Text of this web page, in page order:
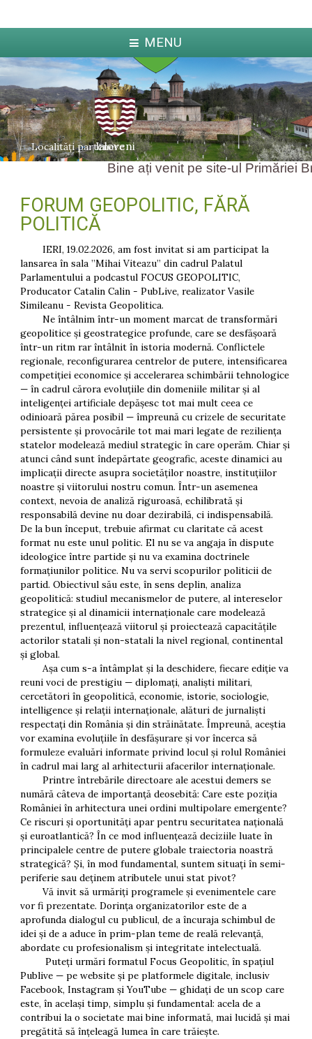
MENU
Localități partenere
Ialoveni
Bine ați venit pe site-ul Primăriei
FORUM GEOPOLITIC, FĂRĂ
POLITICĂ
IERI, 19.02.2026, am fost invitat si am participat la
lansarea în sala ”Mihai Viteazu” din cadrul Palatul
Parlamentului a podcastul FOCUS GEOPOLITIC,
Producator Catalin Calin - PubLive, realizator Vasile
Simileanu - Revista Geopolitica.
Ne întâlnim într-un moment marcat de transformări
geopolitice și geostrategice profunde, care se desfășoară
într-un ritm rar întâlnit în istoria modernă. Conflictele
regionale, reconfigurarea centrelor de putere, intensificarea
competiției economice și accelerarea schimbării tehnologice
— în cadrul cărora evoluțiile din domeniile militar și al
inteligenței artificiale depășesc tot mai mult ceea ce
odinioară părea posibil — împreună cu crizele de securitate
persistente și provocările tot mai mari legate de reziliența
statelor modelează mediul strategic în care operăm. Chiar și
atunci când sunt îndepărtate geografic, aceste dinamici au
implicații directe asupra societăților noastre, instituțiilor
noastre și viitorului nostru comun. Într-un asemenea
context, nevoia de analiză riguroasă, echilibrată și
responsabilă devine nu doar dezirabilă, ci indispensabilă.
De la bun început, trebuie afirmat cu claritate că acest
format nu este unul politic. El nu se va angaja în dispute
ideologice între partide și nu va examina doctrinele
formațiunilor politice. Nu va servi scopurilor politicii de
partid. Obiectivul său este, în sens deplin, analiza
geopolitică: studiul mecanismelor de putere, al intereselor
strategice și al dinamicii internaționale care modelează
prezentul, influențează viitorul și proiectează capacitățile
actorilor statali și non-statali la nivel regional, continental
și global.
Așa cum s-a întâmplat și la deschidere, fiecare ediție va
reuni voci de prestigiu — diplomați, analiști militari,
cercetători în geopolitică, economie, istorie, sociologie,
intelligence și relații internaționale, alături de jurnaliști
respectați din România și din străinătate. Împreună, aceștia
vor examina evoluțiile în desfășurare și vor încerca să
formuleze evaluări informate privind locul și rolul României
în cadrul mai larg al arhitecturii afacerilor internaționale.
Printre întrebările directoare ale acestui demers se
numără câteva de importanță deosebită: Care este poziția
României în arhitectura unei ordini multipolare emergente?
Ce riscuri și oportunități apar pentru securitatea națională
și euroatlantică? În ce mod influențează deciziile luate în
principalele centre de putere globale traiectoria noastră
strategică? Și, în mod fundamental, suntem situați în semi-
periferie sau deținem atributele unui stat pivot?
Vă invit să urmăriți programele și evenimentele care
vor fi prezentate. Dorința organizatorilor este de a
aprofunda dialogul cu publicul, de a încuraja schimbul de
idei și de a aduce în prim-plan teme de reală relevanță,
abordate cu profesionalism și integritate intelectuală.
Puteți urmări formatul Focus Geopolitic, în spațiul
Publive — pe website și pe platformele digitale, inclusiv
Facebook, Instagram și YouTube — ghidați de un scop care
este, în același timp, simplu și fundamental: acela de a
contribui la o societate mai bine informată, mai lucidă și mai
pregătită să înțeleagă lumea în care trăiește.